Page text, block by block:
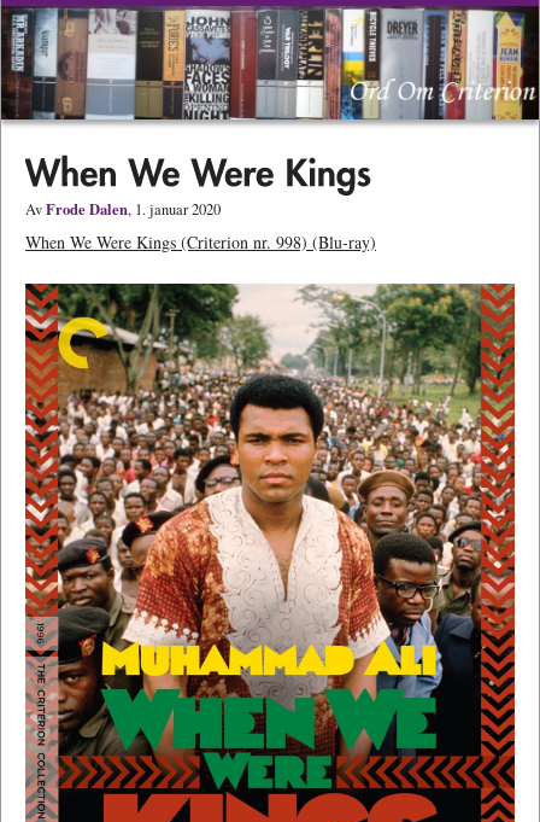
AvFrode Dalen, 1. januar 2020
When We Were Kings (Criterion nr. 998) (Blu-ray)